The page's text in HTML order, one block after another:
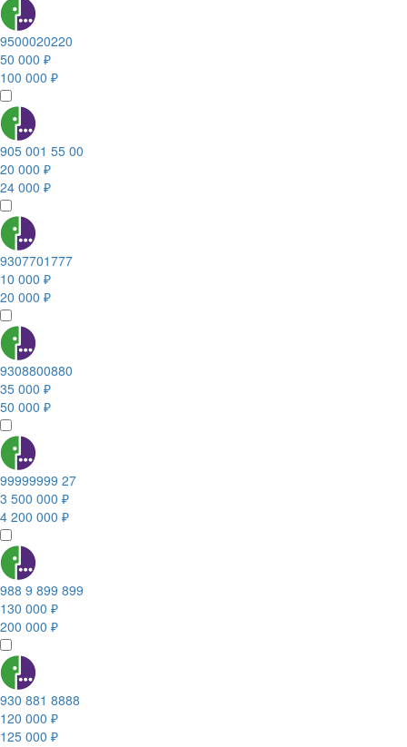
9500020220
50 000 ₽
100 000 ₽
905 001 55 00
20 000 ₽
24 000 ₽
9307701777
10 000 ₽
20 000 ₽
9308800880
35 000 ₽
50 000 ₽
99999999 27
3 500 000 ₽
4 200 000 ₽
988 9 899 899
130 000 ₽
200 000 ₽
930 881 8888
120 000 ₽
125 000 ₽